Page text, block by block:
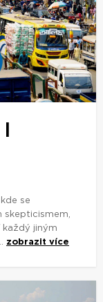
se
každý jiným
zobrazit více